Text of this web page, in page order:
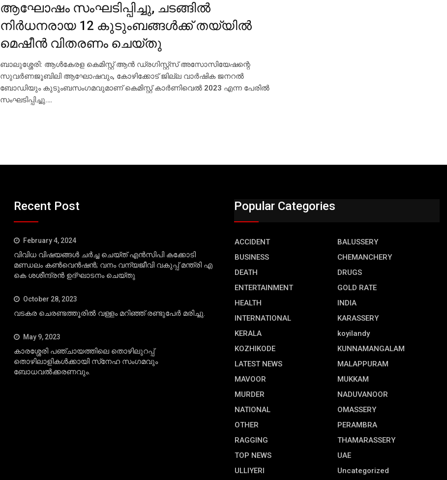
ആഘോഷം സംഘടിപ്പിച്ചു, ചടങ്ങില്‍
നിര്‍ധനരായ 12 കുടുംബങ്ങള്‍ക്ക് തയ്യില്‍
മെഷീന്‍ വിതരണം ചെയ്തു
ബാലുശ്ശേരി: ആള്‍കേരള കെമിസ്റ്റ് ആന്‍ ഡ്രഗിസ്റ്റ്സ് അസോസിയേഷന്റെ
സുവര്‍ണജൂബിലി ആഘോഷവും, കോഴിക്കോട് ജില്ല വാര്‍ഷിക ജനറല്‍
ബോഡിയും കുടുംബസംഗമവുമാണ് കെമിസ്റ്റ് കാര്‍ണിവെല്‍ 2023 എന്ന പേരില്‍
സംഘടിപ്പിച്ചു.…
Recent Post
February 4, 2024
വിവിധ വിഷയങ്ങള്‍ ചര്‍ച്ച ചെയ്ത് എന്‍സിപി കക്കോടി
മണ്ഡലം കണ്‍വെന്‍ഷന്‍; വനം വന്യജീവി വകുപ്പ് മന്ത്രി എ
കെ ശശീന്ദ്രന്‍ ഉദ്ഘാടനം ചെയ്തു
October 28, 2023
വടകര ചെരണ്ടത്തൂരില്‍ വള്ളം മറിഞ്ഞ് രണ്ടുപേര്‍ മരിച്ചു.
May 9, 2023
കാരശ്ശേരി പഞ്ചായത്തിലെ തൊഴിലുറപ്പ്
തൊഴിലാളികള്‍ക്കായി സ്‌നേഹ സംഗമവും
ബോധവല്‍ക്കരണവും.
Popular Categories
ACCIDENT
BALUSSERY
BUSINESS
CHEMANCHERY
DEATH
DRUGS
ENTERTAINMENT
GOLD RATE
HEALTH
INDIA
INTERNATIONAL
KARASSERY
KERALA
koyilandy
KOZHIKODE
KUNNAMANGALAM
LATEST NEWS
MALAPPURAM
MAVOOR
MUKKAM
MURDER
NADUVANOOR
NATIONAL
OMASSERY
OTHER
PERAMBRA
RAGGING
THAMARASSERY
TOP NEWS
UAE
ULLIYERI
Uncategorized